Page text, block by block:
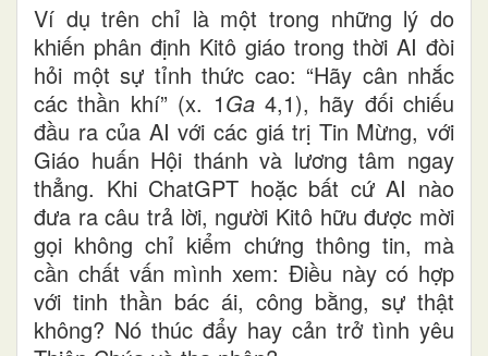
Ví dụ trên chỉ là một trong những lý do
khiến phân định Kitô giáo trong thời AI đòi
hỏi một sự tỉnh thức cao: “Hãy cân nhắc
các thần khí” (x. 1Ga4,1), hãy đối chiếu
đầu ra của AI với các giá trị Tin Mừng, với
Giáo huấn Hội thánh và lương tâm ngay
thẳng. Khi ChatGPT hoặc bất cứ AI nào
đưa ra câu trả lời, người Kitô hữu được mời
gọi không chỉ kiểm chứng thông tin, mà
cần chất vấn mình xem: Điều này có hợp
với tinh thần bác ái, công bằng, sự thật
không? Nó thúc đẩy hay cản trở tình yêu